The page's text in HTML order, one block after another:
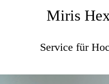
Miris
Service für